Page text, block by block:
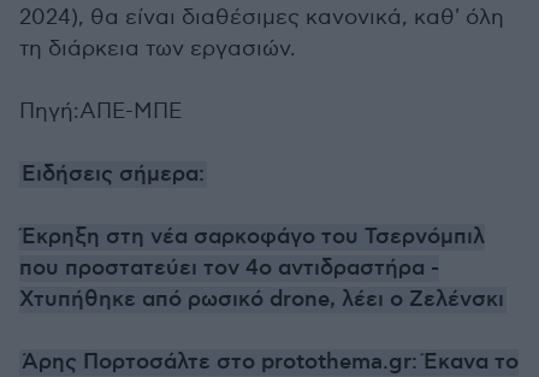
2024), θα είναι διαθέσιμες κανονικά, καθ' όλη
τη διάρκεια των εργασιών.
Πηγή:ΑΠΕ-ΜΠΕ
Ειδήσεις σήμερα:
Έκρηξη στη νέα σαρκοφάγο του Τσερνόμπιλ
που προστατεύει τον 4ο αντιδραστήρα -
Χτυπήθηκε από ρωσικό drone, λέει ο Ζελένσκι
Άρης Πορτοσάλτε στο protothema.gr: Έκανα το